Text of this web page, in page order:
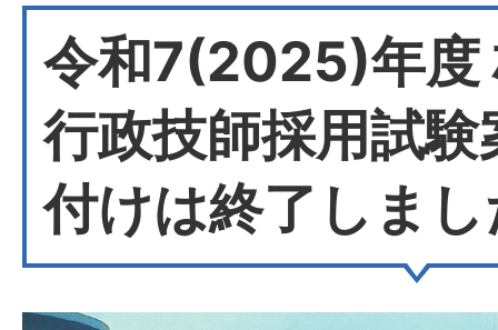
令和7(2025)年度
行政技師採用試
付けは終了しま